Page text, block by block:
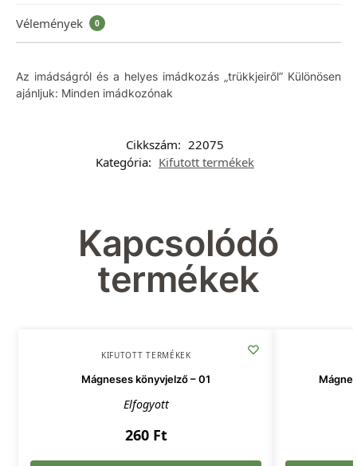
Vélemények 0
Az imádságról és a helyes imádkozás „trükkjeiről” Különösen
ajánljuk: Minden imádkozónak
Cikkszám: 22075
Kategória: Kifutott termékek
Kapcsolódó
termékek
KIFUTOTT TERMÉKEK
Mágneses könyvjelző – 01
Elfogyott
260 Ft